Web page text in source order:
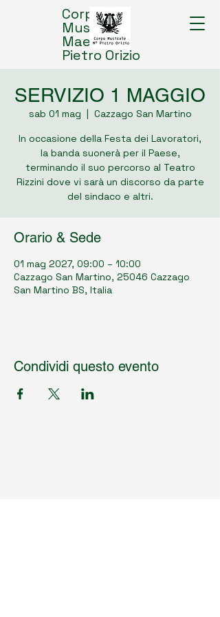
Corpo
Musicale
Maestro
Pietro Orizio
SERVIZIO 1 MAGGIO
sab 01 mag
  |
Cazzago San Martino
In occasione della Festa dei Lavoratori,
la banda suonerà per il Paese,
terminando il suo percorso al Teatro
Rizzini dove vi sarà un discorso da parte
del sindaco e altri.
Orario & Sede
01 mag 2027, 09:00 – 10:00
Cazzago San Martino, 25046 Cazzago
San Martino BS, Italia
Condividi questo evento